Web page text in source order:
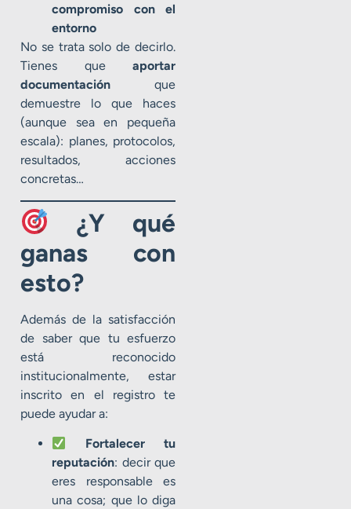
compromiso con el
entorno
No se trata solo de decirlo.
Tienes que aportar
documentación que
demuestre lo que haces
(aunque sea en pequeña
escala): planes, protocolos,
resultados, acciones
concretas…
¿Y qué
ganas con
esto?
Además de la satisfacción
de saber que tu esfuerzo
está reconocido
institucionalmente, estar
inscrito en el registro te
puede ayudar a:
Fortalecer tu
reputación: decir que
eres responsable es
una cosa; que lo diga